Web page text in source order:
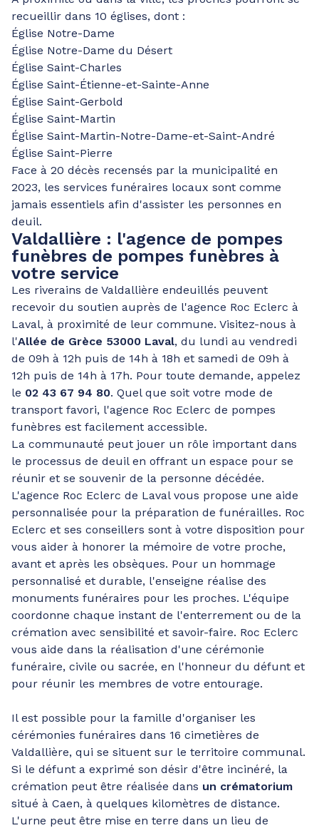
recueillir dans 10 églises, dont :
Église Notre-Dame
Église Notre-Dame du Désert
Église Saint-Charles
Église Saint-Étienne-et-Sainte-Anne
Église Saint-Gerbold
Église Saint-Martin
Église Saint-Martin-Notre-Dame-et-Saint-André
Église Saint-Pierre
Face à 20 décès recensés par la municipalité en
2023, les services funéraires locaux sont comme
jamais essentiels afin d'assister les personnes en
deuil.
Valdallière : l'agence de pompes
funèbres de pompes funèbres à
votre service
Les riverains de Valdallière endeuillés peuvent
recevoir du soutien auprès de l'agence Roc Eclerc à
Laval, à proximité de leur commune. Visitez-nous à
l'Allée de Grèce 53000 Laval, du lundi au vendredi
de 09h à 12h puis de 14h à 18h et samedi de 09h à
12h puis de 14h à 17h. Pour toute demande, appelez
le 02 43 67 94 80. Quel que soit votre mode de
transport favori, l'agence Roc Eclerc de pompes
funèbres est facilement accessible.
La communauté peut jouer un rôle important dans
le processus de deuil en offrant un espace pour se
réunir et se souvenir de la personne décédée.
L'agence Roc Eclerc de Laval vous propose une aide
personnalisée pour la préparation de funérailles. Roc
Eclerc et ses conseillers sont à votre disposition pour
vous aider à honorer la mémoire de votre proche,
avant et après les obsèques. Pour un hommage
personnalisé et durable, l'enseigne réalise des
monuments funéraires pour les proches. L'équipe
coordonne chaque instant de l'enterrement ou de la
crémation avec sensibilité et savoir-faire. Roc Eclerc
vous aide dans la réalisation d'une cérémonie
funéraire, civile ou sacrée, en l'honneur du défunt et
pour réunir les membres de votre entourage.
Il est possible pour la famille d'organiser les
cérémonies funéraires dans 16 cimetières de
Valdallière, qui se situent sur le territoire communal.
Si le défunt a exprimé son désir d'être incinéré, la
crémation peut être réalisée dans un crématorium
situé à Caen, à quelques kilomètres de distance.
L'urne peut être mise en terre dans un lieu de